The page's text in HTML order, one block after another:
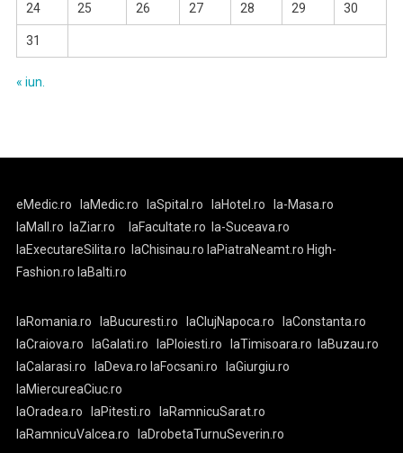
24 25 26 27 28 29 30
31
« iun.
eMedic.ro laMedic.ro laSpital.ro laHotel.ro
la-Masa.ro
laMall.ro
laZiar.ro laFacultate.ro
la-Suceava.ro
laExecutareSilita.ro
laChisinau.ro laPiatraNeamt.ro High-
Fashion.ro laBalti.ro
laRomania.ro laBucuresti.ro laClujNapoca.ro
laConstanta.ro
laCraiova.ro
laGalati.ro laPloiesti.ro laTimisoara.ro
laBuzau.ro
laCalarasi.ro
laDeva.ro laFocsani.ro
laGiurgiu.ro
laMiercureaCiuc.ro
laOradea.ro
laPitesti.ro
laRamnicuSarat.ro
laRamnicuValcea.ro
laDrobetaTurnuSeverin.ro